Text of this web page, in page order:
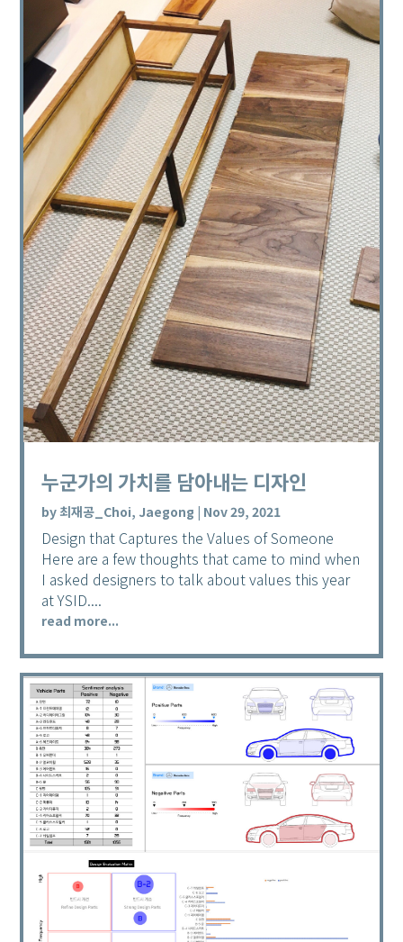
누군가의 가치를 담아내는 디자인
by 최재공_Choi, Jaegong | Nov 29, 2021
Design that Captures the Values of Someone
Here are a few thoughts that came to mind when
I asked designers to talk about values this year
at YSID....
read more...